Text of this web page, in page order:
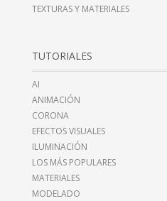
TEXTURAS Y MATERIALES
TUTORIALES
AI
ANIMACIÓN
CORONA
EFECTOS VISUALES
ILUMINACIÓN
LOS MÁS POPULARES
MATERIALES
MODELADO